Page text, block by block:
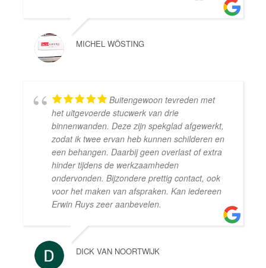
MICHEL WÖSTING
Buitengewoon tevreden met
het uitgevoerde stucwerk van drie
binnenwanden. Deze zijn spekglad afgewerkt,
zodat ik twee ervan heb kunnen schilderen en
een behangen. Daarbij geen overlast of extra
hinder tijdens de werkzaamheden
ondervonden. Bijzondere prettig contact, ook
voor het maken van afspraken. Kan iedereen
Erwin Ruys zeer aanbevelen.
DICK VAN NOORTWIJK